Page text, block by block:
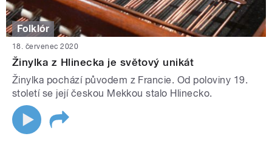
Folklór
18. červenec 2020
Žinylka z Hlinecka je světový unikát
Žinylka pochází původem z Francie. Od poloviny 19.
století se její českou Mekkou stalo Hlinecko.